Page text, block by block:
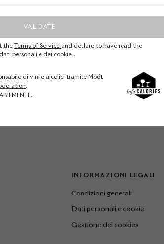
VALIDATE
theTerms of Service and declare to have read the
personali e dei cookie .
di vini e alcolici tramite Moët
.
INFORMAZIONI LEGALI
Condizioni generali
Dati personali e cookie
Gestione dei cookies